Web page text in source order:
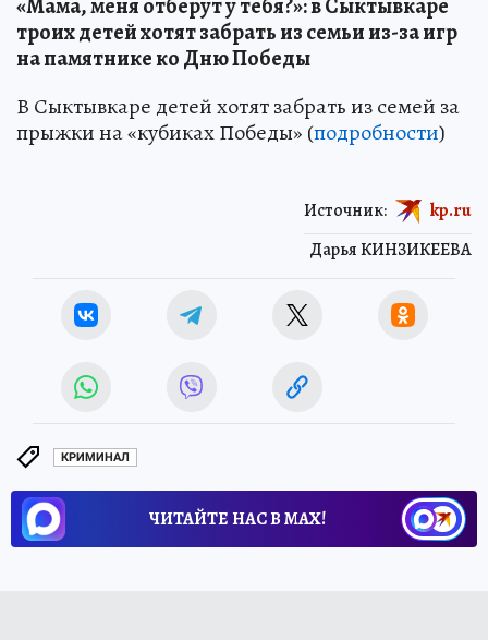
троих детей хотят забрать из семьи из-за игр
на памятнике ко Дню Победы
В Сыктывкаре детей хотят забрать из семей за
прыжки на «кубиках Победы» (подробности)
Дарья КИНЗИКЕЕВА
Источник: kp.ru
КРИМИНАЛ
ЧИТАЙТЕ НАС В МАХ!